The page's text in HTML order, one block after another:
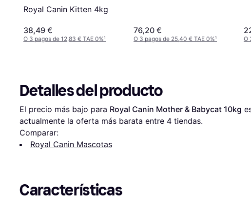
Royal Canin Kitten 4kg
38,49 €
O 3 pagos de 12,83 € TAE 0%¹
76,20 €
O 3 pagos de 25,40 € TAE 0%¹ O
Detalles del producto
El precio más bajo para Royal Canin Mother & Babycat 10kg
actualmente la oferta más barata entre 4 tiendas.
Comparar:
Royal Canin Mascotas
Características